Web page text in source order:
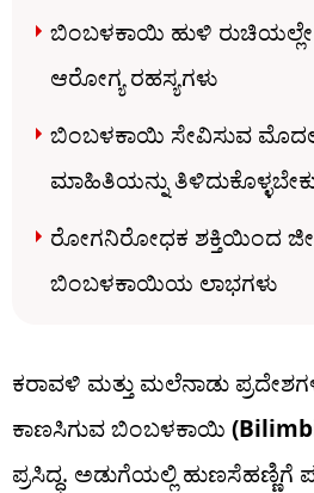
ಬಿಂಬಳಕಾಯಿ ಹುಳಿ
ಆರೋಗ್ಯ ರಹಸ್ಯಗಳು
ಬಿಂಬಳಕಾಯಿ ಸೇವಿಸುವ
ಮಾಹಿತಿಯನ್ನು
ರೋಗನಿರೋಧಕ ಶಕ್ತಿಯಿಂದ
ಬಿಂಬಳಕಾಯಿಯ ಲಾಭಗಳು
ಕರಾವಳಿ ಮತ್ತು ಮಲೆನಾಡು
ಕಾಣಸಿಗುವ ಬಿಂಬಳಕಾಯಿ
ಪ್ರಸಿದ್ಧ. ಅಡುಗೆಯಲ್ಲಿ